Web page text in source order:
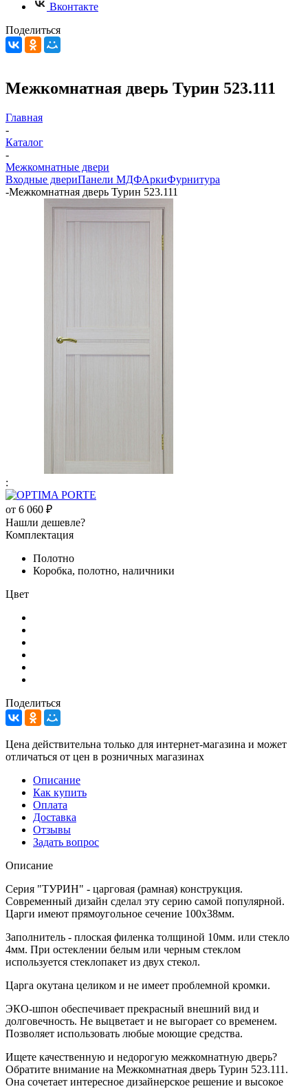
Вконтакте
Поделиться
Межкомнатная дверь Турин 523.111
Главная
-
Каталог
-
Межкомнатные двери
Входные двериПанели МДФАркиФурнитура
-Межкомнатная дверь Турин 523.111
:
от 6 060 ₽
Нашли дешевле?
Комплектация
Полотно
Коробка, полотно, наличники
Цвет
Поделиться
Цена действительна только для интернет-магазина и может
отличаться от цен в розничных магазинах
Описание
Как купить
Оплата
Доставка
Отзывы
Задать вопрос
Описание
Серия "ТУРИН" - царговая (рамная) конструкция.
Современный дизайн сделал эту серию самой популярной.
Царги имеют прямоугольное сечение 100х38мм.
Заполнитель - плоская филенка толщиной 10мм. или стекло
4мм. При остеклении белым или черным стеклом
используется стеклопакет из двух стекол.
Царга окутана целиком и не имеет проблемной кромки.
ЭКО-шпон обеспечивает прекрасный внешний вид и
долговечность. Не выцветает и не выгорает со временем.
Позволяет использовать любые моющие средства.
Ищете качественную и недорогую межкомнатную дверь?
Обратите внимание на Межкомнатная дверь Турин 523.111.
Она сочетает интересное дизайнерское решение и высокое